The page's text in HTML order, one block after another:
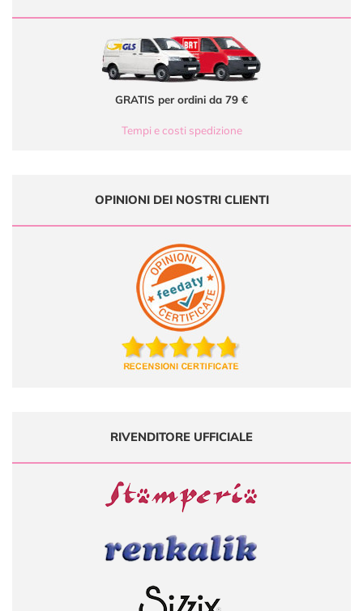
GRATIS per ordini da 79 €
Tempi e costi spedizione
OPINIONI DEI NOSTRI CLIENTI
RIVENDITORE UFFICIALE